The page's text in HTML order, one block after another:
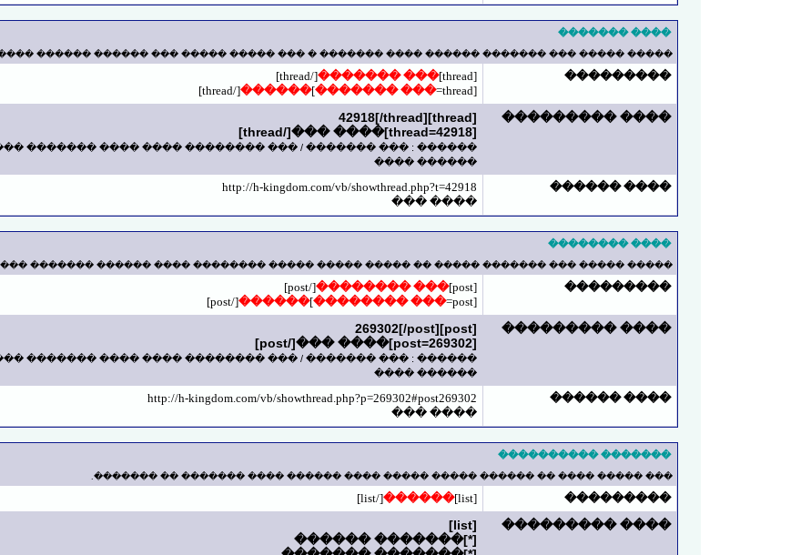
���� �������
��� ������� ������ ���� ������� � ��� ����� ����� ��� ������ ������ ������ ������� .
���������
[thread]
��� �������
[/thread]
[thread=
��� �������
]
������
[/thread]
���� ���������
[thread]42918[/thread]
[thread=42918]���� ���[/thread]
���� ���� ������� ��� ��� �� ����� ������ ������
������ ����
���� ������
http://h-kingdom.com/vb/showthread.php?t=42918
���� ���
���� ��������
��� ������� ����� �� ����� ����� ����� �������� ���� ������ ������� ����� ������.
���������
[post]
��� ��������
[/post]
[post=
��� ��������
]
������
[/post]
���� ���������
[post]269302[/post]
[post=269302]���� ���[/post]
���� ���� ������� ��� ��� �� ����� ������ ������
������ ����
���� ������
http://h-kingdom.com/vb/showthread.php?p=269302#post269302
���� ���
������� ����������
��� ����� ���� �� ������ ����� ����� ���� ������ ���� ������� �� �������.
���������
[list]
������
[/list]
���� ���������
[list]
[*]������� ������